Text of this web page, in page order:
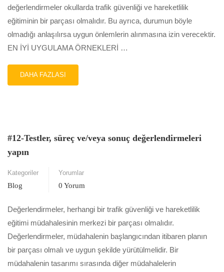
KULLANIN
değerlendirmeler okullarda trafik güvenliği ve hareketlilik
eğitiminin bir parçası olmalıdır. Bu ayrıca, durumun böyle
olmadığı anlaşılırsa uygun önlemlerin alınmasına izin verecektir.
EN İYİ UYGULAMA ÖRNEKLERİ …
READ
MORE
VE
ÖĞRENCILERIN
KENDILERINI
IZIN
VERIN
DAHA FAZLASI
#12-Testler, süreç ve/veya sonuç değerlendirmeleri
yapın
Kategoriler
Blog
Yorumlar
0 Yorum
Değerlendirmeler, herhangi bir trafik güvenliği ve hareketlilik
eğitimi müdahalesinin merkezi bir parçası olmalıdır.
Değerlendirmeler, müdahalenin başlangıcından itibaren planın
bir parçası olmalı ve uygun şekilde yürütülmelidir. Bir
müdahalenin tasarımı sırasında diğer müdahalelerin